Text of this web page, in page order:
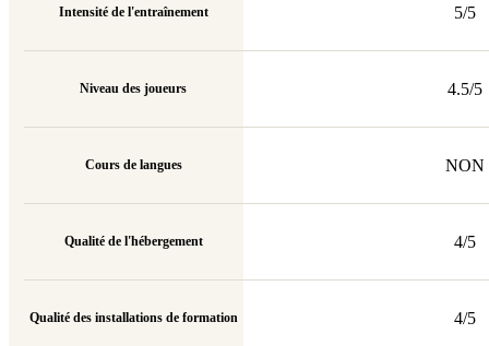
Intensité de l'entraînement
Niveau des joueurs
Cours de langues
Qualité de l'hébergement
Qualité des installations de formation
5/5
4.5/5
NON
4/5
4/5